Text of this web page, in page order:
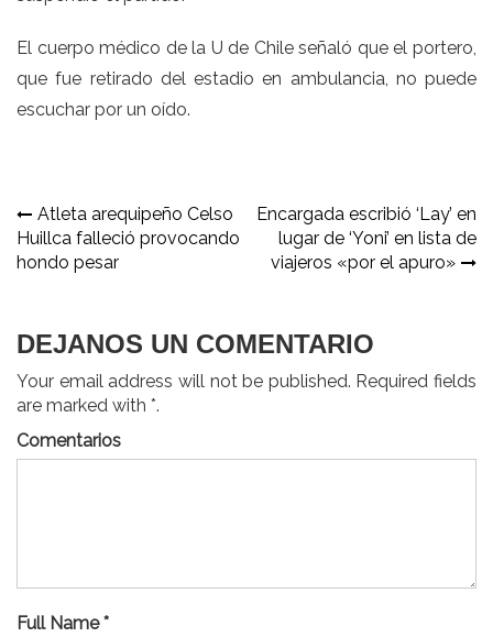
El cuerpo médico de la U de Chile señaló que el portero,
que fue retirado del estadio en ambulancia, no puede
escuchar por un oído.
Navegación
de
Atleta arequipeño Celso
Huillca falleció provocando
hondo pesar
Encargada escribió ‘Lay’ en
lugar de ‘Yoni’ en lista de
viajeros «por el apuro»
DEJANOS UN COMENTARIO
Your email address will not be published. Required fields
are marked with *.
Comentarios
Full Name *